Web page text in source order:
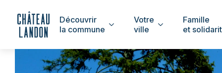
Découvrir
la commune
Votre
ville
Famille
et